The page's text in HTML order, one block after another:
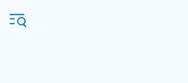
au
contenu